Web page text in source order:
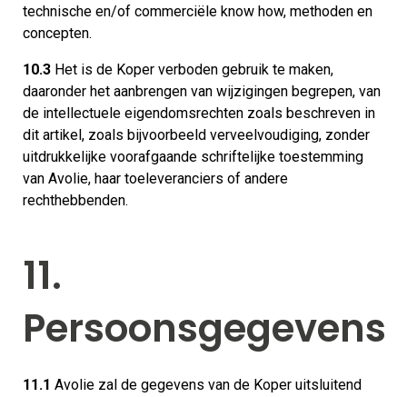
technische en/of commerciële know how, methoden en
concepten.
10.3 Het is de Koper verboden gebruik te maken,
daaronder het aanbrengen van wijzigingen begrepen, van
de intellectuele eigendomsrechten zoals beschreven in
dit artikel, zoals bijvoorbeeld verveelvoudiging, zonder
uitdrukkelijke voorafgaande schriftelijke toestemming
van Avolie, haar toeleveranciers of andere
rechthebbenden.
11.
Persoonsgegevens
11.1 Avolie zal de gegevens van de Koper uitsluitend